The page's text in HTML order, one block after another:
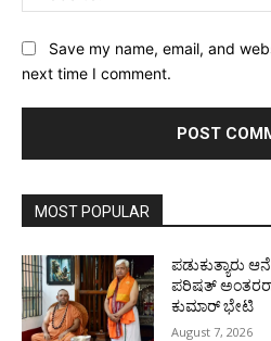
Save my name, email, and
next time I comment.
MOST POPULAR
ಪಡುಕುತ್ಯಾರು
ಪರಿಷತ್
ಕುಮಾರ್ ಭೇಟಿ
August 7, 2026